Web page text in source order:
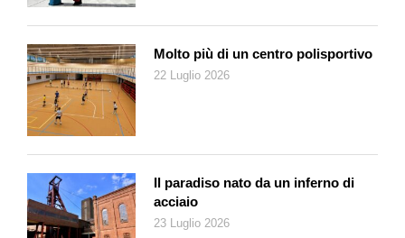
Molto più di un centro polisportivo
22 Luglio 2026
Il paradiso nato da un inferno di
acciaio
23 Luglio 2026